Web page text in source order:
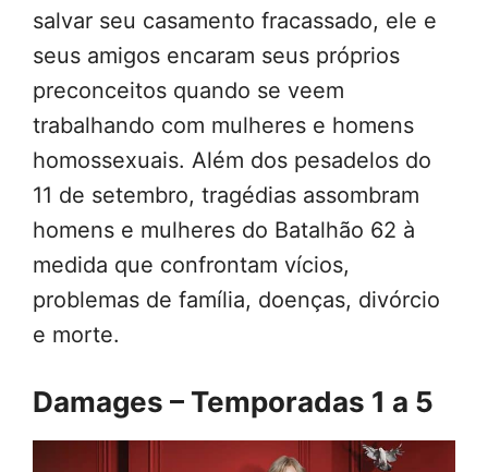
salvar seu casamento fracassado, ele e
seus amigos encaram seus próprios
preconceitos quando se veem
trabalhando com mulheres e homens
homossexuais. Além dos pesadelos do
11 de setembro, tragédias assombram
homens e mulheres do Batalhão 62 à
medida que confrontam vícios,
problemas de família, doenças, divórcio
e morte.
Damages – Temporadas 1 a 5